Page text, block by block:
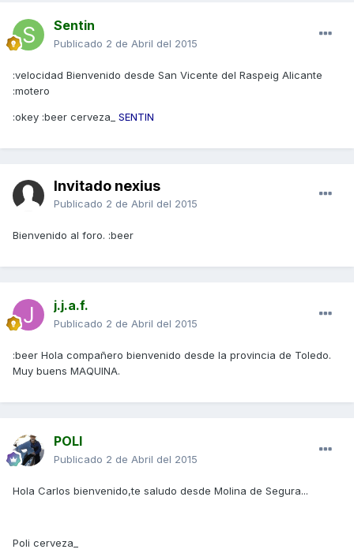
Sentin
Publicado 2 de Abril del 2015
:velocidad Bienvenido desde San Vicente del Raspeig Alicante
:motero
:okey :beer cerveza_ SENTIN
Invitado nexius
Publicado 2 de Abril del 2015
Bienvenido al foro. :beer
j.j.a.f.
Publicado 2 de Abril del 2015
:beer Hola compañero bienvenido desde la provincia de Toledo.
Muy buens MAQUINA.
POLI
Publicado 2 de Abril del 2015
Hola Carlos bienvenido,te saludo desde Molina de Segura...
Poli cerveza_